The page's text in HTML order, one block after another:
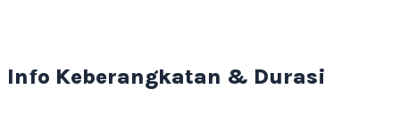
Info Keberangkatan & Durasi